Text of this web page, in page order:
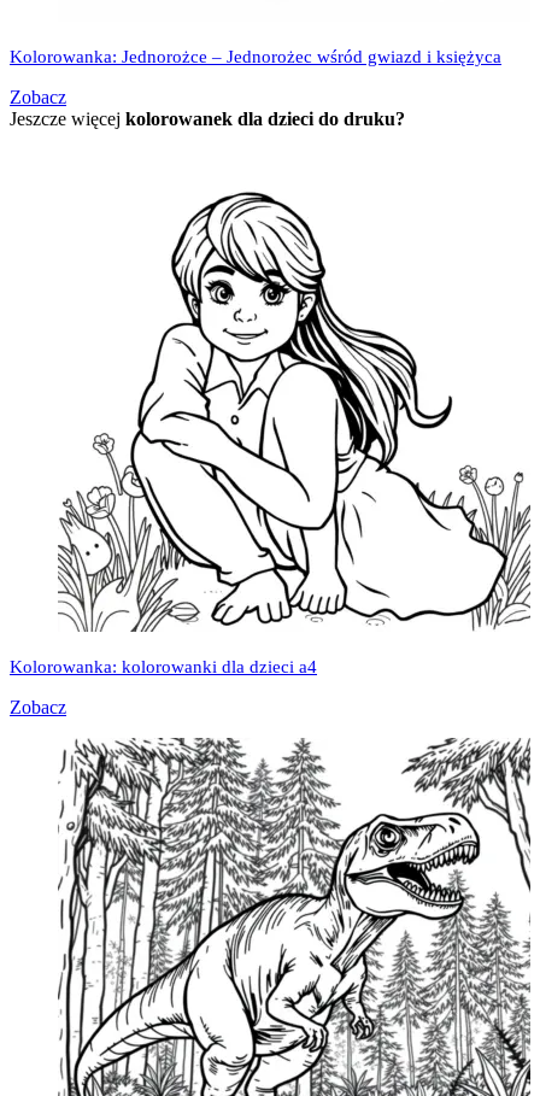
Kolorowanka: Jednorożce – Jednorożec wśród gwiazd i księżyca
Zobacz
Jeszcze więcej kolorowanek dla dzieci do druku?
Kolorowanka: kolorowanki dla dzieci a4
Zobacz